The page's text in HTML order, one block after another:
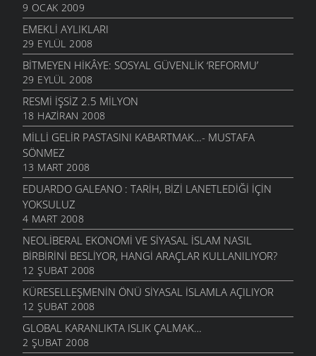
9 OCAK 2009
EMEKLI AYLIKLARI
29 EYLÜL 2008
BITMEYEN HIKÂYE: SOSYAL GÜVENLIK ‘REFORMU’
29 EYLÜL 2008
RESMI İŞSIZ 2.5 MILYON
18 HAZIRAN 2008
MILLI GELIR PASTASINI KABARTMAK…- MUSTAFA
SÖNMEZ
13 MART 2008
EDUARDO GALEANO : TARIH, BIZI LANETLEDIĞI IÇIN
YOKSULUZ
4 MART 2008
NEOLIBERAL EKONOMI VE SIYASAL İSLAM NASIL
BIRBIRINI BESLIYOR, HANGI ARAÇLAR KULLANILIYOR?
12 ŞUBAT 2008
KÜRESELLEŞMENIN ÖNÜ SIYASAL İSLAMLA AÇILIYOR
12 ŞUBAT 2008
GLOBAL KARANLIKTA ISLIK ÇALMAK…
2 ŞUBAT 2008